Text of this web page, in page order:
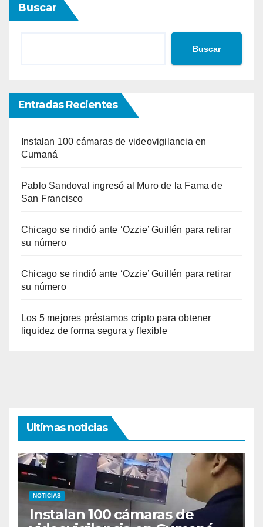
Buscar
Buscar
Entradas Recientes
Instalan 100 cámaras de videovigilancia en
Cumaná
Pablo Sandoval ingresó al Muro de la Fama de
San Francisco
Chicago se rindió ante ‘Ozzie’ Guillén para retirar
su número
Chicago se rindió ante ‘Ozzie’ Guillén para retirar
su número
Los 5 mejores préstamos cripto para obtener
liquidez de forma segura y flexible
Ultimas noticias
NOTICIAS
Instalan 100 cámaras de